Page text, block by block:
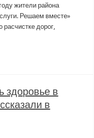
жители района
Решаем вместе»
дорог,
здоровье в
в